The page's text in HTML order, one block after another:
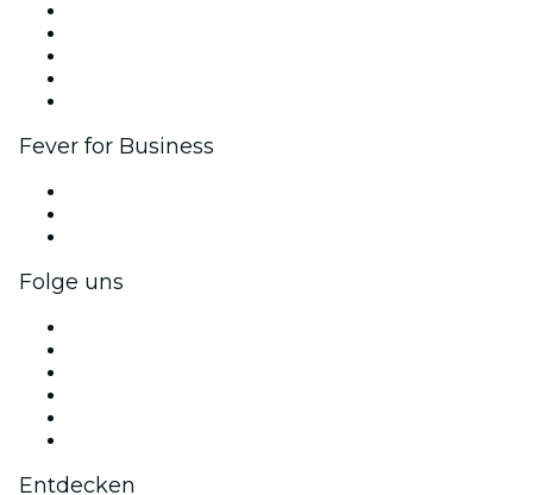
Fever for Business
Folge uns
Entdecken